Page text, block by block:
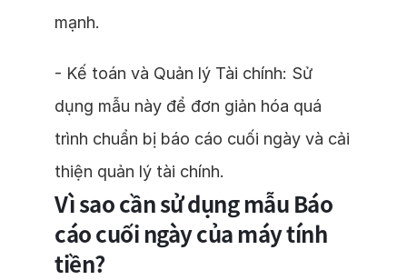
mạnh.
- Kế toán và Quản lý Tài chính: Sử
dụng mẫu này để đơn giản hóa quá
trình chuẩn bị báo cáo cuối ngày và cải
thiện quản lý tài chính.
Vì sao cần sử dụng mẫu Báo
cáo cuối ngày của máy tính
tiền?